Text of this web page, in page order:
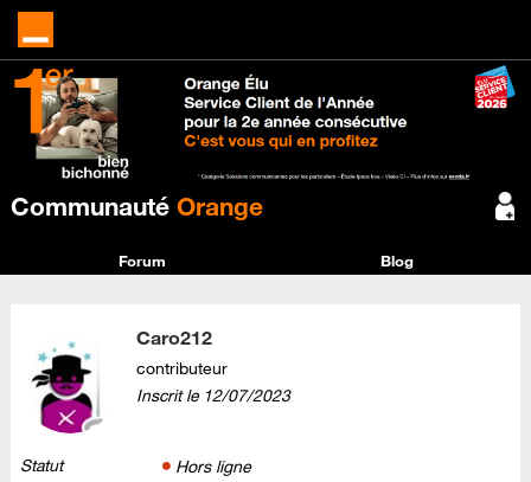
Communauté Orange
Forum Blog
Caro212
contributeur
Inscrit le ‎12/07/2023
Statut
Hors ligne